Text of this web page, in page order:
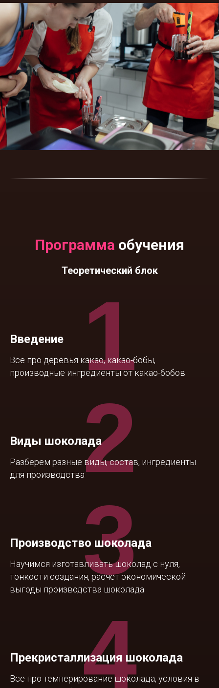
Программа обучения
Теоретический блок
Введение
Все про деревья какао, какао-бобы,
производные ингредиенты от какао-бобов
1
Виды шоколада
Разберем разные виды, состав, ингредиенты
для производства2
Производство шоколада
Научимся изготавливать шоколад с нуля,
тонкости создания, расчет экономической
выгоды производства шоколада
3
Прекристаллизация шоколада
Все про темперирование шоколада, условия в
4